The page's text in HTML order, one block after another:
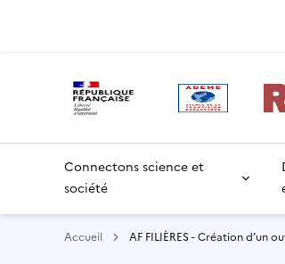
Connectons science et
société
Accueil AF FILIÈRES - Création d’un